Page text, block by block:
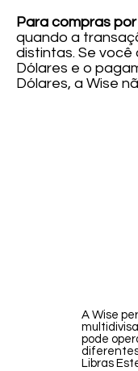
Para compras
quando a
distintas. Se
Dólares e o
Dólares, a Wise
A Wise
pode
diferentes
Libras